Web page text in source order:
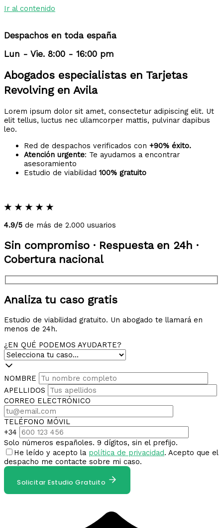
Ir al contenido
Despachos en toda españa
Lun - Vie. 8:00 - 16:00 pm
Abogados especialistas en Tarjetas
Revolving en Avila
Lorem ipsum dolor sit amet, consectetur adipiscing elit. Ut
elit tellus, luctus nec ullamcorper mattis, pulvinar dapibus
leo.
Red de despachos verificados con +90% éxito.
Atención urgente: Te ayudamos a encontrar
asesoramiento
Estudio de viabilidad 100% gratuito
★ ★ ★ ★ ★
4.9/5 de más de 2.000 usuarios
Sin compromiso · Respuesta en 24h ·
Cobertura nacional
Analiza tu caso gratis
Estudio de viabilidad gratuito. Un abogado te llamará en
menos de 24h.
¿EN QUÉ PODEMOS AYUDARTE?
NOMBRE
APELLIDOS
CORREO ELECTRÓNICO
TELÉFONO MÓVIL
+34
Solo números españoles. 9 dígitos, sin el prefijo.
He leído y acepto la política de privacidad. Acepto que el
despacho me contacte sobre mi caso.
Solicitar Estudio Gratuito